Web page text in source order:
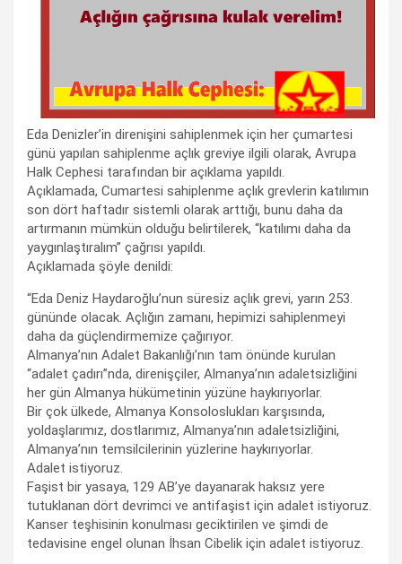
Eda Denizler’in direnişini sahiplenmek için her çumartesi
günü yapılan sahiplenme açlık greviye ilgili olarak, Avrupa
Halk Cephesi tarafından bir açıklama yapıldı.
Açıklamada, Cumartesi sahiplenme açlık grevlerin katılımın
son dört haftadır sistemli olarak arttığı, bunu daha da
artırmanın mümkün olduğu belirtilerek, “katılımı daha da
yaygınlaştıralım” çağrısı yapıldı.
Açıklamada şöyle denildi:
“Eda Deniz Haydaroğlu’nun süresiz açlık grevi, yarın 253.
gününde olacak. Açlığın zamanı, hepimizi sahiplenmeyi
daha da güçlendirmemize çağırıyor.
Almanya’nın Adalet Bakanlığı’nın tam önünde kurulan
“adalet çadırı”nda, direnişçiler, Almanya’nın adaletsizliğini
her gün Almanya hükümetinin yüzüne haykırıyorlar.
Bir çok ülkede, Almanya Konsoloslukları karşısında,
yoldaşlarımız, dostlarımız, Almanya’nın adaletsizliğini,
Almanya’nın temsilcilerinin yüzlerine haykırıyorlar.
Adalet istiyoruz.
Faşist bir yasaya, 129 AB’ye dayanarak haksız yere
tutuklanan dört devrimci ve antifaşist için adalet istiyoruz.
Kanser teşhisinin konulması geciktirilen ve şimdi de
tedavisine engel olunan İhsan Cibelik için adalet istiyoruz.